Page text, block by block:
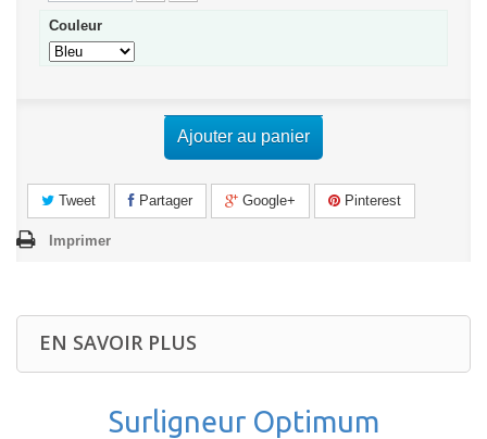
Couleur
Ajouter au panier
Tweet Partager Google+ Pinterest
Imprimer
EN SAVOIR PLUS
Surligneur Optimum